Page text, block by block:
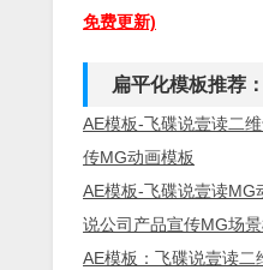
免费更新)
扁平化模板推荐：
AE模板-飞碟说壹读二
传MG动画模板
AE模板-飞碟说壹读MG
说公司产品宣传MG场
AE模板：飞碟说壹读